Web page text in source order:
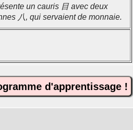
un cauris 目 avec deux
八, qui servaient de monnaie.
d'apprentissage !